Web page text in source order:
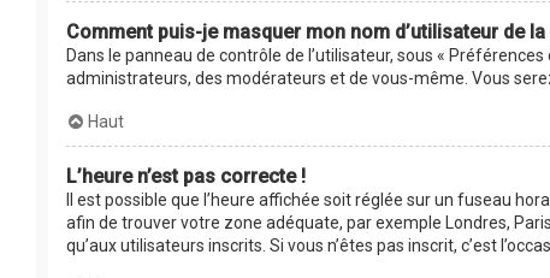
Comment puis-je masquer mon nom d’utilisateur de
Dans le panneau de contrôle de l’utilisateur, sous «
administrateurs, des modérateurs et de vous-même. Vous
Haut
L’heure n’est pas correcte !
Il est possible que l’heure affichée soit réglée sur un fuseau
afin de trouver votre zone adéquate, par exemple Londres,
qu’aux utilisateurs inscrits. Si vous n’êtes pas inscrit, c’est